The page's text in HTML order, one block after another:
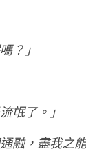
？」
氓了。」
融，盡我之